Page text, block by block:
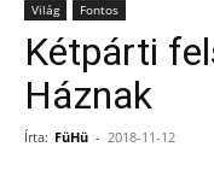
Világ Fontos
Kétpárti
Háznak
Írta: FüHü - 2018-11-12